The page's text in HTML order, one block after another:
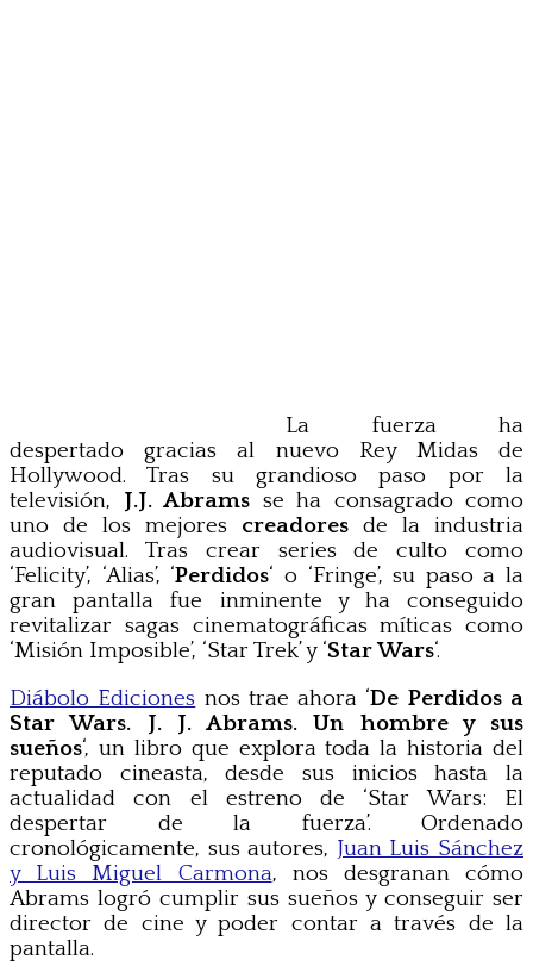
La fuerza ha
despertado gracias al nuevo Rey Midas de
Hollywood. Tras su grandioso paso por la
televisión, J.J. Abrams se ha consagrado como
uno de los mejores creadores de la industria
audiovisual. Tras crear series de culto como
‘Felicity’, ‘Alias’, ‘Perdidos‘ o ‘Fringe’, su paso a la
gran pantalla fue inminente y ha conseguido
revitalizar sagas cinematográficas míticas como
‘Misión Imposible’, ‘Star Trek’ y ‘Star Wars‘.
Diábolo Ediciones nos trae ahora ‘De Perdidos a
Star Wars. J. J. Abrams. Un hombre y sus
sueños‘, un libro que explora toda la historia del
reputado cineasta, desde sus inicios hasta la
actualidad con el estreno de ‘Star Wars: El
despertar de la fuerza’. Ordenado
cronológicamente, sus autores, Juan Luis Sánchez
y Luis Miguel Carmona, nos desgranan cómo
Abrams logró cumplir sus sueños y conseguir ser
director de cine y poder contar a través de la
pantalla.